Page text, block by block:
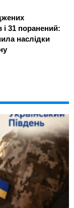
і 31 поранений:
наслідки